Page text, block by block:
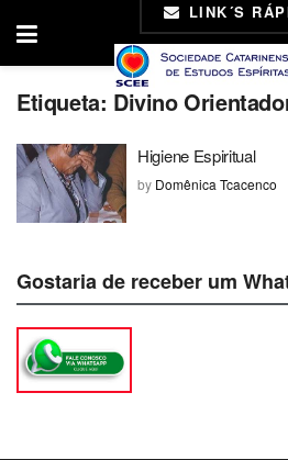
LINK´S
Etiqueta: Divino
Higiene Espiritual
by Domênica Tcacenco
Gostaria de receber um